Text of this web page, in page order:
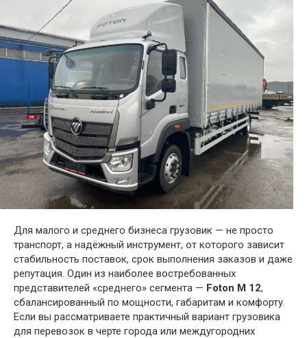
Для малого и среднего бизнеса грузовик — не просто
транспорт, а надёжный инструмент, от которого зависит
стабильность поставок, срок выполнения заказов и даже
репутация. Один из наиболее востребованных
представителей «среднего» сегмента — Foton M 12,
сбалансированный по мощности, габаритам и комфорту.
Если вы рассматриваете практичный вариант грузовика
для перевозок в черте города или междугородних